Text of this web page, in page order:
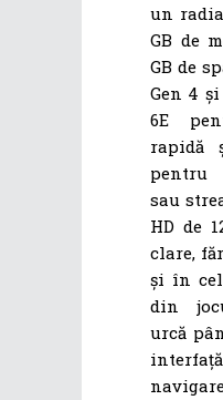
un
GB de
GB de
Gen 4
6E
rapidă
pentru
sau
HD de
clare,
și în
din
urcă